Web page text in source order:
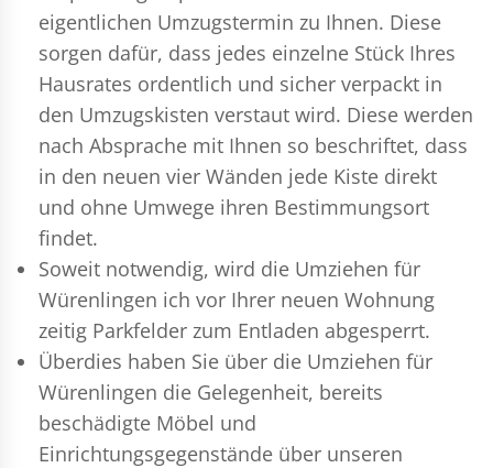
eigentlichen Umzugstermin zu Ihnen. Diese
sorgen dafür, dass jedes einzelne Stück Ihres
Hausrates ordentlich und sicher verpackt in
den Umzugskisten verstaut wird. Diese werden
nach Absprache mit Ihnen so beschriftet, dass
in den neuen vier Wänden jede Kiste direkt
und ohne Umwege ihren Bestimmungsort
findet.
Soweit notwendig, wird die Umziehen für
Würenlingen ich vor Ihrer neuen Wohnung
zeitig Parkfelder zum Entladen abgesperrt.
Überdies haben Sie über die Umziehen für
Würenlingen die Gelegenheit, bereits
beschädigte Möbel und
Einrichtungsgegenstände über unseren